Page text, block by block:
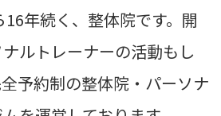
年続く、整体院です。開
ルトレーナーの活動もし
予約制の整体院・パーソナ